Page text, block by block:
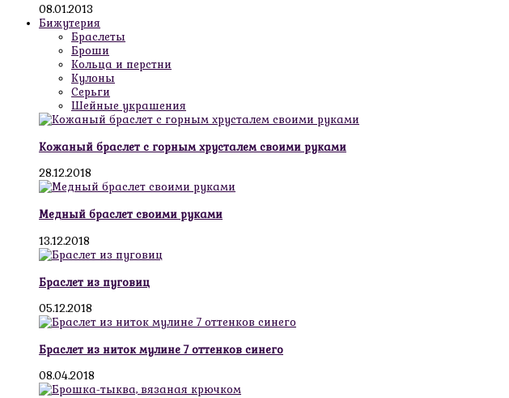
08.01.2013
Бижутерия
Браслеты
Броши
Кольца и перстни
Кулоны
Серьги
Шейные украшения
Кожаный браслет с горным хрусталем своими руками
28.12.2018
Медный браслет своими руками
13.12.2018
Браслет из пуговиц
05.12.2018
Браслет из ниток мулине 7 оттенков синего
08.04.2018